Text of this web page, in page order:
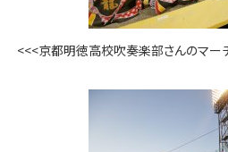
<<<京都明徳高校吹奏楽部さんのマー